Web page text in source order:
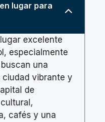
lugar para
excelente
especialmente
una
ciudad vibrante y
de
cafés y una